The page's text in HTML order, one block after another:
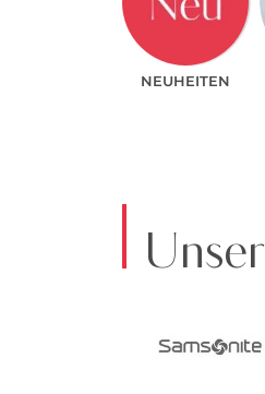
NEUHEITEN